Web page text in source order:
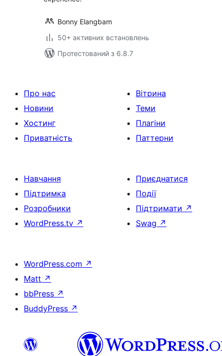
Bonny Elangbam
50+ активних встановлень
Протестований з 6.8.7
Про нас
Новини
Хостинг
Приватність
Вітрина
Теми
Плагіни
Паттерни
Навчання
Підтримка
Розробники
WordPress.tv ↗
Приєднатися
Події
Підтримати ↗
Swag ↗
WordPress.com ↗
Matt ↗
bbPress ↗
BuddyPress ↗